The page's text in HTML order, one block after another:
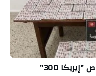
300"